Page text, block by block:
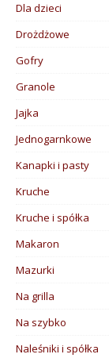
Dla dzieci
Drożdżowe
Gofry
Granole
Jajka
Jednogarnkowe
Kanapki i pasty
Kruche
Kruche i spółka
Makaron
Mazurki
Na grilla
Na szybko
Naleśniki i spółka